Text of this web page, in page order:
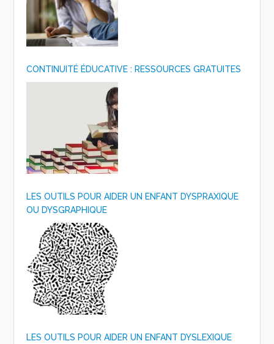
CONTINUITÉ ÉDUCATIVE : RESSOURCES GRATUITES
LES OUTILS POUR AIDER UN ENFANT DYSPRAXIQUE
OU DYSGRAPHIQUE
LES OUTILS POUR AIDER UN ENFANT DYSLEXIQUE